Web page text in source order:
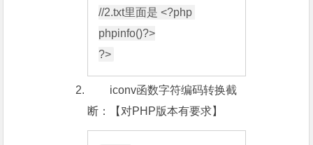
//2.txt里面是 <?php
phpinfo()?>
iconv函数字符编码转换截
断：【对PHP版本有要求】